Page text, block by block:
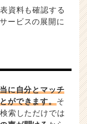
資料も確認する
ービスの展開に
に自分とマッチ
ができます。そ
索しただけでは